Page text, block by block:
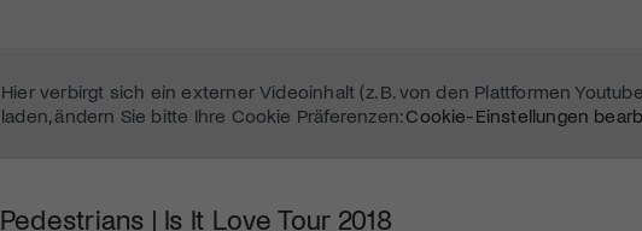
Hier verbirgt sich ein externer Videoinhalt (z. B. von den Plattformen
laden, ändern Sie bitte Ihre Cookie Präferenzen:Cookie-Einstellungen
Pedestrians | Is It Love Tour 2018